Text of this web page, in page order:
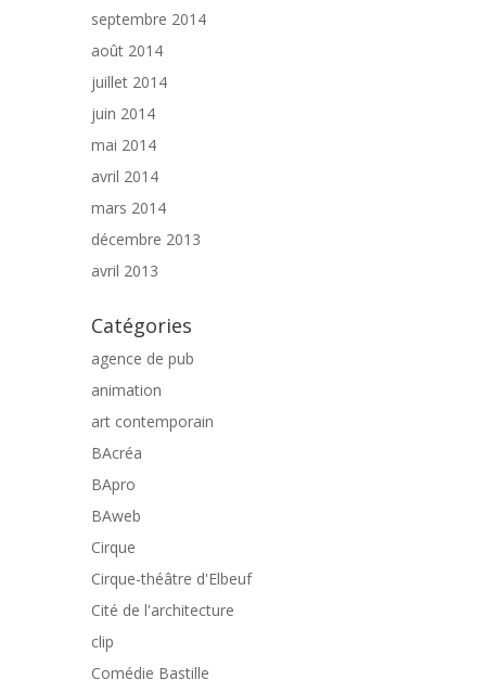
septembre 2014
août 2014
juillet 2014
juin 2014
mai 2014
avril 2014
mars 2014
décembre 2013
avril 2013
Catégories
agence de pub
animation
art contemporain
BAcréa
BApro
BAweb
Cirque
Cirque-théâtre d'Elbeuf
Cité de l'architecture
clip
Comédie Bastille